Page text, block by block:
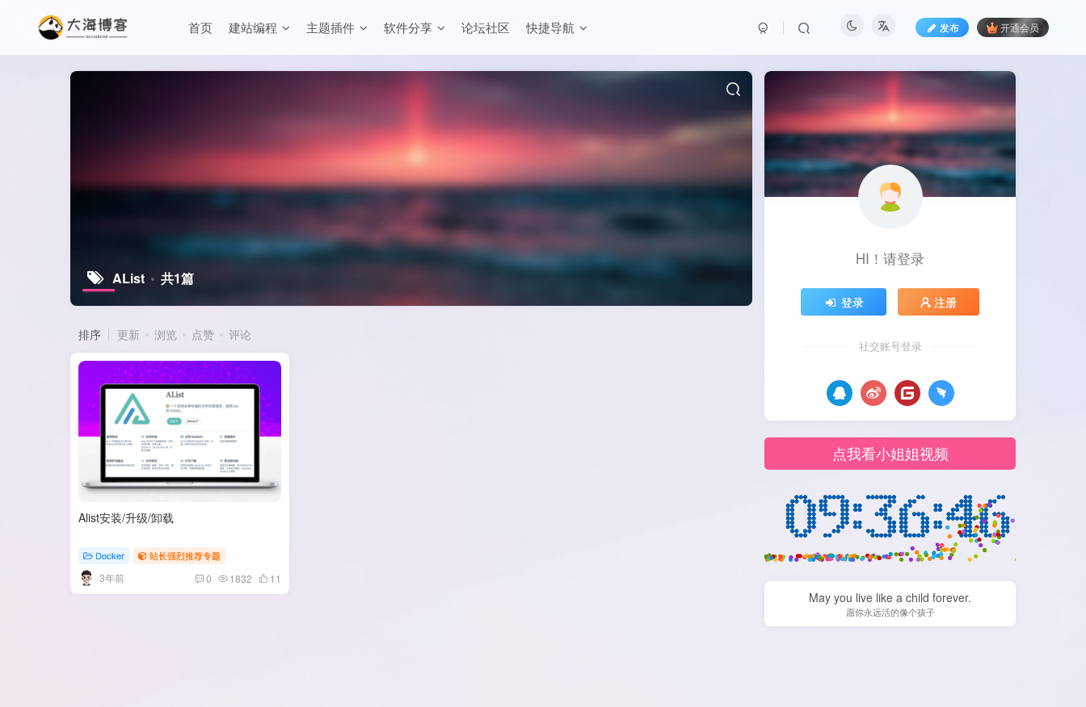
首页 建站编程 主题插件 软件分享 论坛社区 快捷导航 发布 开通会员
AList 共1篇
排序 更新 浏览 点赞 评论
Alist安装/升级/卸载
Docker 站长强烈推荐专题
3年前 0 1832 11
HI！请登录
登录 注册
社交账号登录
点我看小姐姐视频
May you live like a child forever.
愿你永远活的像个孩子